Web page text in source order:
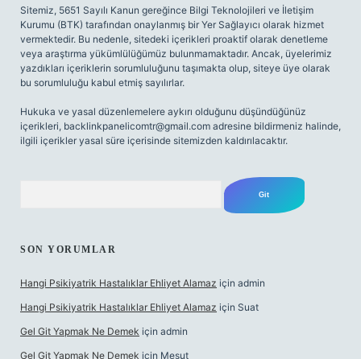
Sitemiz, 5651 Sayılı Kanun gereğince Bilgi Teknolojileri ve İletişim
Kurumu (BTK) tarafından onaylanmış bir Yer Sağlayıcı olarak hizmet
vermektedir. Bu nedenle, sitedeki içerikleri proaktif olarak denetleme
veya araştırma yükümlülüğümüz bulunmamaktadır. Ancak, üyelerimiz
yazdıkları içeriklerin sorumluluğunu taşımakta olup, siteye üye olarak
bu sorumluluğu kabul etmiş sayılırlar.
Hukuka ve yasal düzenlemelere aykırı olduğunu düşündüğünüz
içerikleri, backlinkpanelicomtr@gmail.com adresine bildirmeniz halinde,
ilgili içerikler yasal süre içerisinde sitemizden kaldırılacaktır.
SON YORUMLAR
Hangi Psikiyatrik Hastalıklar Ehliyet Alamaz için admin
Hangi Psikiyatrik Hastalıklar Ehliyet Alamaz için Suat
Gel Git Yapmak Ne Demek için admin
Gel Git Yapmak Ne Demek için Mesut